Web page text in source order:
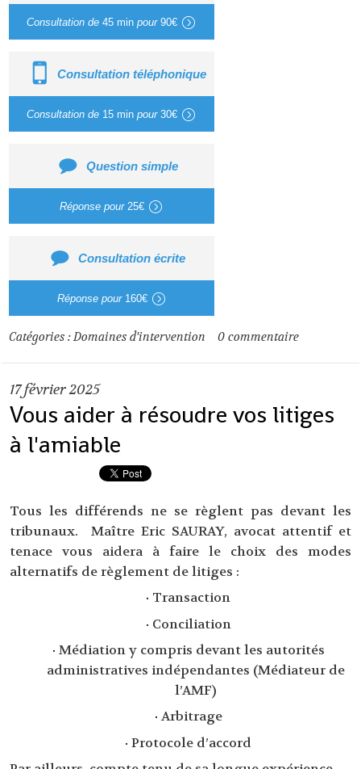
Consultation de45 min pour90€
Consultation téléphonique
Consultation de 15 min pour30€
Question simple
Réponse pour 25€
Consultation écrite
Réponse pour 160€
Catégories :Domaines d'intervention 0 commentaire
17février 2025
Vous aider à résoudre vos litiges
à l'amiable
Tous les différends ne se règlent pas devant les
tribunaux. Maître Eric SAURAY, avocat attentif et
tenace vous aidera à faire le choix des modes
alternatifs de règlement de litiges :
· Transaction
· Conciliation
· Médiation y compris devant les autorités
administratives indépendantes (Médiateur de
l’AMF)
· Arbitrage
· Protocole d’accord